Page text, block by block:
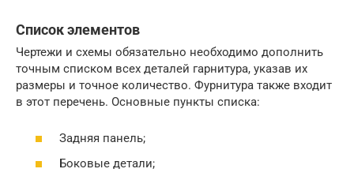
Список элементов
Чертежи и схемы обязательно необходимо дополнить
точным списком всех деталей гарнитура, указав их
размеры и точное количество. Фурнитура также входит
в этот перечень. Основные пункты списка:
Задняя панель;
Боковые детали;